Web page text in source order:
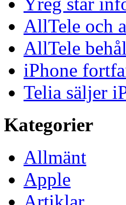
AllTele och
AllTele
iPhone
Telia säljer
Kategorier
Allmänt
Apple